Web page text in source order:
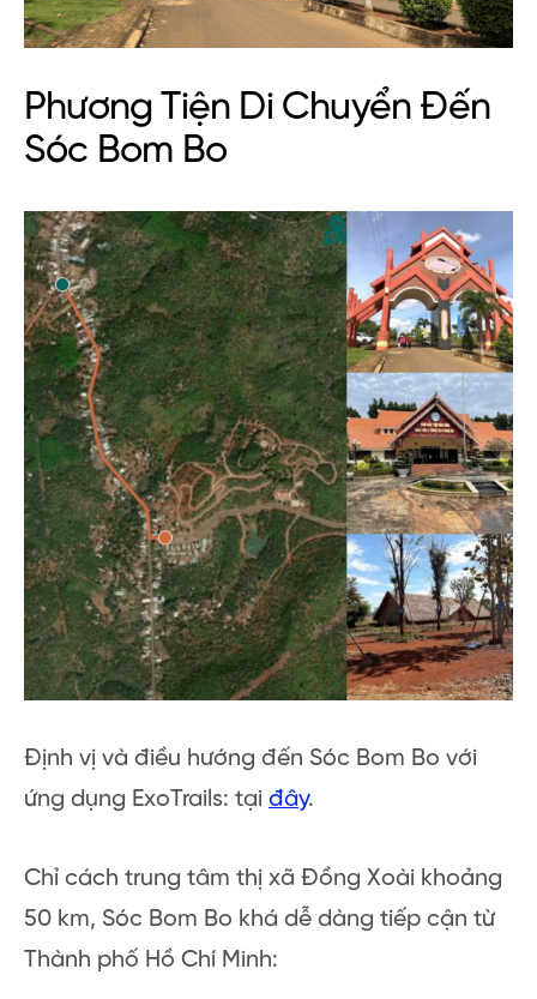
Phương Tiện Di Chuyển Đến
Sóc Bom Bo
Định vị và điều hướng đến Sóc Bom Bo với
ứng dụng ExoTrails: tại đây.
Chỉ cách trung tâm thị xã Đồng Xoài khoảng
50 km, Sóc Bom Bo khá dễ dàng tiếp cận từ
Thành phố Hồ Chí Minh: